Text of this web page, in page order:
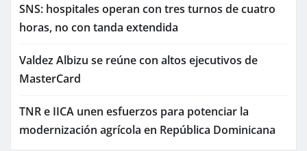
SNS: hospitales operan con tres turnos de cuatro
horas, no con tanda extendida
Valdez Albizu se reúne con altos ejecutivos de
MasterCard
TNR e IICA unen esfuerzos para potenciar la
modernización agrícola en República Dominicana